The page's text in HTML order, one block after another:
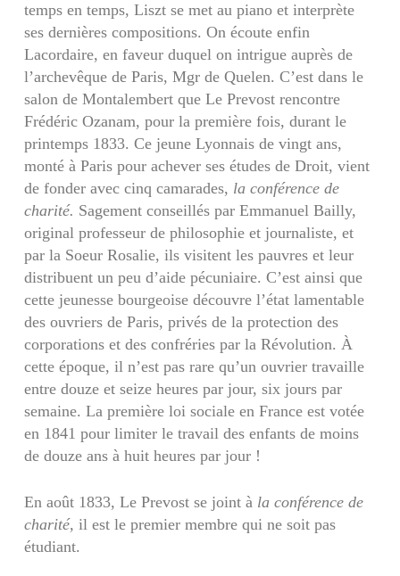
temps en temps, Liszt se met au piano et interprète
ses dernières compositions. On écoute enfin
Lacordaire, en faveur duquel on intrigue auprès de
l’archevêque de Paris, Mgr de Quelen. C’est dans le
salon de Montalembert que Le Prevost rencontre
Frédéric Ozanam, pour la première fois, durant le
printemps 1833. Ce jeune Lyonnais de vingt ans,
monté à Paris pour achever ses études de Droit, vient
de fonder avec cinq camarades, la conférence de
charité. Sagement conseillés par Emmanuel Bailly,
original professeur de philosophie et journaliste, et
par la Soeur Rosalie, ils visitent les pauvres et leur
distribuent un peu d’aide pécuniaire. C’est ainsi que
cette jeunesse bourgeoise découvre l’état lamentable
des ouvriers de Paris, privés de la protection des
corporations et des confréries par la Révolution. À
cette époque, il n’est pas rare qu’un ouvrier travaille
entre douze et seize heures par jour, six jours par
semaine. La première loi sociale en France est votée
en 1841 pour limiter le travail des enfants de moins
de douze ans à huit heures par jour !
En août 1833, Le Prevost se joint à la conférence de
charité, il est le premier membre qui ne soit pas
étudiant.